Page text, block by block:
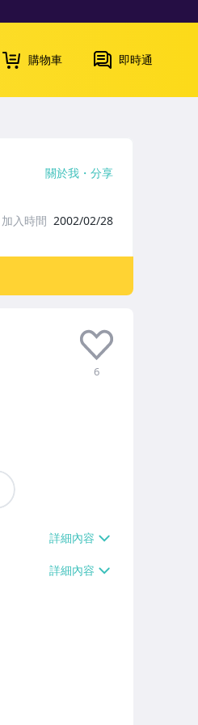
購物車 即時通
6
關於我 分享
加入時間 2002/02/28